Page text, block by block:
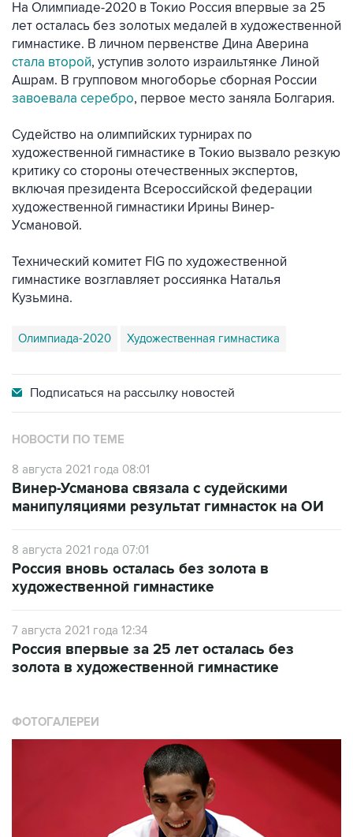
На Олимпиаде-2020 в Токио Россия впервые за 25
лет осталась без золотых медалей в художественной
гимнастике. В личном первенстве Дина Аверина
стала второй, уступив золото израильтянке Линой
Ашрам. В групповом многоборье сборная России
завоевала серебро, первое место заняла Болгария.
Судейство на олимпийских турнирах по
художественной гимнастике в Токио вызвало резкую
критику со стороны отечественных экспертов,
включая президента Всероссийской федерации
художественной гимнастики Ирины Винер-
Усмановой.
Технический комитет FIG по художественной
гимнастике возглавляет россиянка Наталья
Кузьмина.
Олимпиада-2020 художественная гимнастика
Подписаться на рассылку новостей
НОВОСТИ ПО ТЕМЕ
8 августа 2021 года 08:01
Винер-Усманова связала с судейскими
манипуляциями результат гимнасток на ОИ
8 августа 2021 года 07:01
Россия вновь осталась без золота в
художественной гимнастике
7 августа 2021 года 12:34
Россия впервые за 25 лет осталась без
золота в художественной гимнастике
ФОТОГАЛЕРЕИ